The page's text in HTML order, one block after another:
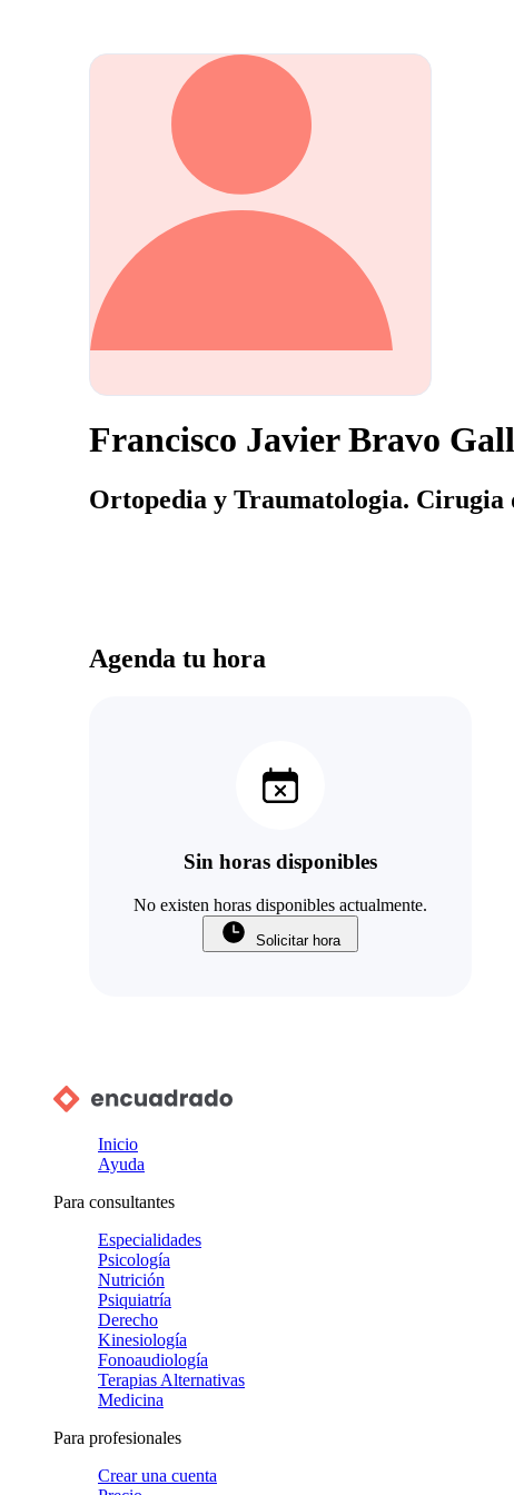
Francisco Javier Bravo
Ortopedia y Traumatologia. Cirugia
Agenda tu hora
Sin horas disponibles
No existen horas disponibles actualmente.
Solicitar hora
Inicio
Ayuda
Para consultantes
Especialidades
Psicología
Nutrición
Psiquiatría
Derecho
Kinesiología
Fonoaudiología
Terapias Alternativas
Medicina
Para profesionales
Crear una cuenta